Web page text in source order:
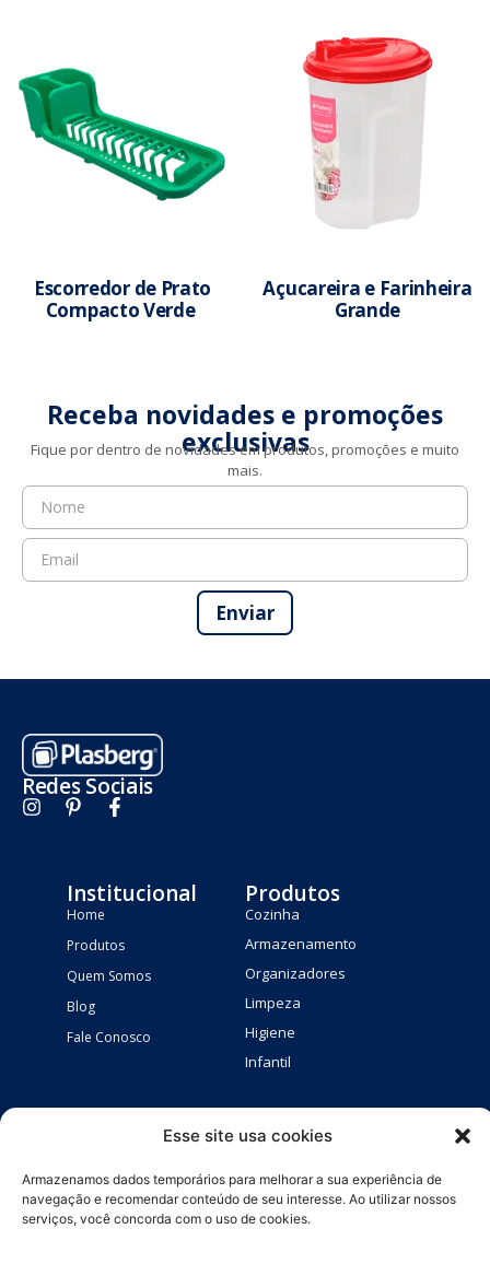
Esse site usa cookies
Armazenamos dados temporários para melhorar a sua experiência de
navegação e recomendar conteúdo de seu interesse. Ao utilizar nossos
serviços, você concorda com o uso de cookies.
Escorredor de Prato
Compacto Verde
Açucareira e Farinheira
Grande
Receba novidades e promoções
exclusivas
Fique por dentro de novidades em produtos, promoções e muito
mais.
Enviar
Redes Sociais
Institucional
Home
Produtos
Quem Somos
Blog
Fale Conosco
Produtos
Cozinha
Armazenamento
Organizadores
Limpeza
Higiene
Infantil
Av. Dep Luís Eduardo Magalhães, s/n
BR 324 – Limoeiro – Feira de Santana-BA
plasberg.pedido@gmail.com